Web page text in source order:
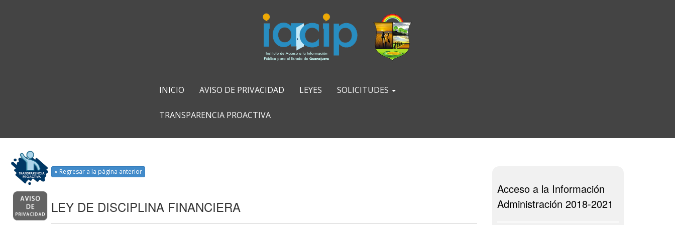
INICIO AVISO DE PRIVACIDAD LEYES SOLICITUDES
TRANSPARENCIA PROACTIVA
« Regresar a la página anterior
LEY DE DISCIPLINA FINANCIERA
Acceso a la Información
Administración 2018-2021